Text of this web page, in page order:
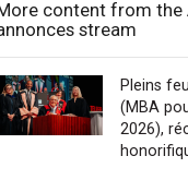
content from the
stream
Pleins
(MBA
2026),